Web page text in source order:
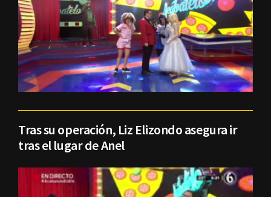
Tras su operación, Liz Elizondo asegura ir
tras el lugar de Anel